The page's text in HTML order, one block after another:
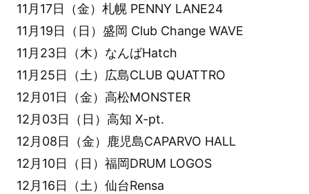
11月17日（金）札幌 PENNY LANE24
11月19日（日）盛岡 Club Change WAVE
11月23日（木）なんばHatch
11月25日（土）広島CLUB QUATTRO
12月01日（金）高松MONSTER
12月03日（日）高知 X-pt.
12月08日（金）鹿児島CAPARVO HALL
12月10日（日）福岡DRUM LOGOS
12月16日（土）仙台Rensa